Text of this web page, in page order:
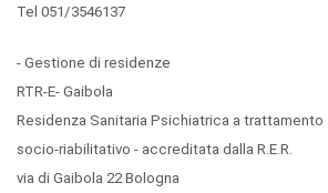
Tel 051/3546137
- Gestione di residenze
RTR-E- Gaibola
Residenza Sanitaria Psichiatrica a trattamento
socio-riabilitativo - accreditata dalla R.E.R.
via di Gaibola 22 Bologna